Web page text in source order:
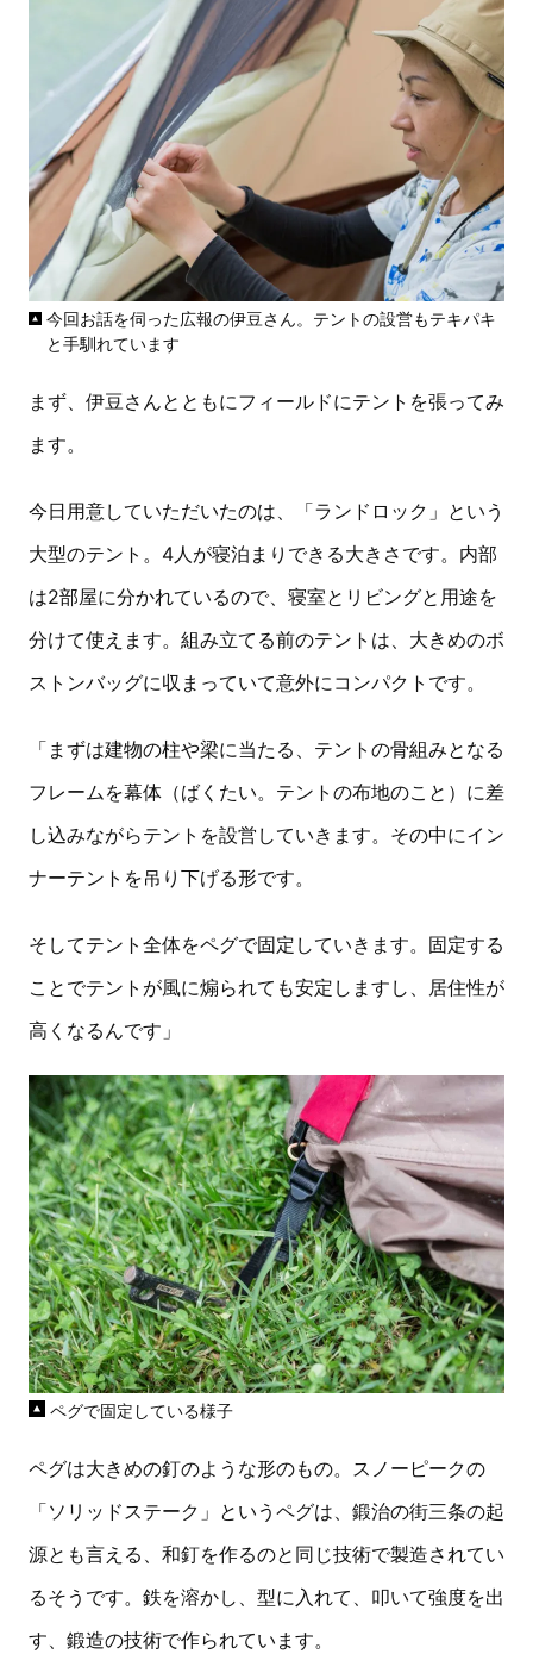
今回お話を伺った広報の伊豆さん。テントの設営もテキパキ
と手馴れています
まず、伊豆さんとともにフィールドにテントを張ってみ
ます。
今日用意していただいたのは、「ランドロック」という
大型のテント。4人が寝泊まりできる大きさです。内部
は2部屋に分かれているので、寝室とリビングと用途を
分けて使えます。組み立てる前のテントは、大きめのボ
ストンバッグに収まっていて意外にコンパクトです。
「まずは建物の柱や梁に当たる、テントの骨組みとなる
フレームを幕体（ばくたい。テントの布地のこと）に差
し込みながらテントを設営していきます。その中にイン
ナーテントを吊り下げる形です。
そしてテント全体をペグで固定していきます。固定する
ことでテントが風に煽られても安定しますし、居住性が
高くなるんです」
ペグで固定している様子
ペグは大きめの釘のような形のもの。スノーピークの
「ソリッドステーク」というペグは、鍛治の街三条の起
源とも言える、和釘を作るのと同じ技術で製造されてい
るそうです。鉄を溶かし、型に入れて、叩いて強度を出
す、鍛造の技術で作られています。